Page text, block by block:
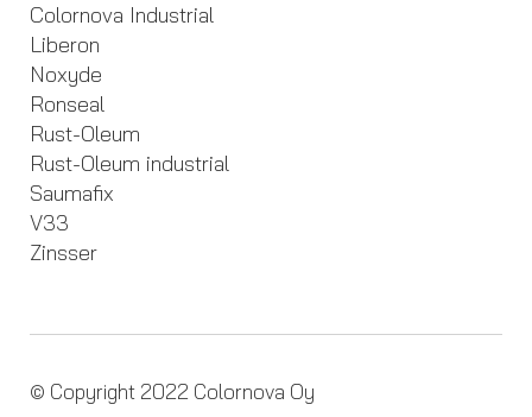
Colornova Industrial
Liberon
Noxyde
Ronseal
Rust-Oleum
Rust-Oleum industrial
Saumafix
V33
Zinsser
© Copyright 2022 Colornova Oy